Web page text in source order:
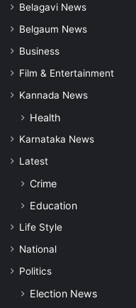
Belagavi News
Belgaum News
Business
Film & Entertainment
Kannada News
Health
Karnataka News
Latest
Crime
Education
Life Style
National
Politics
Election News